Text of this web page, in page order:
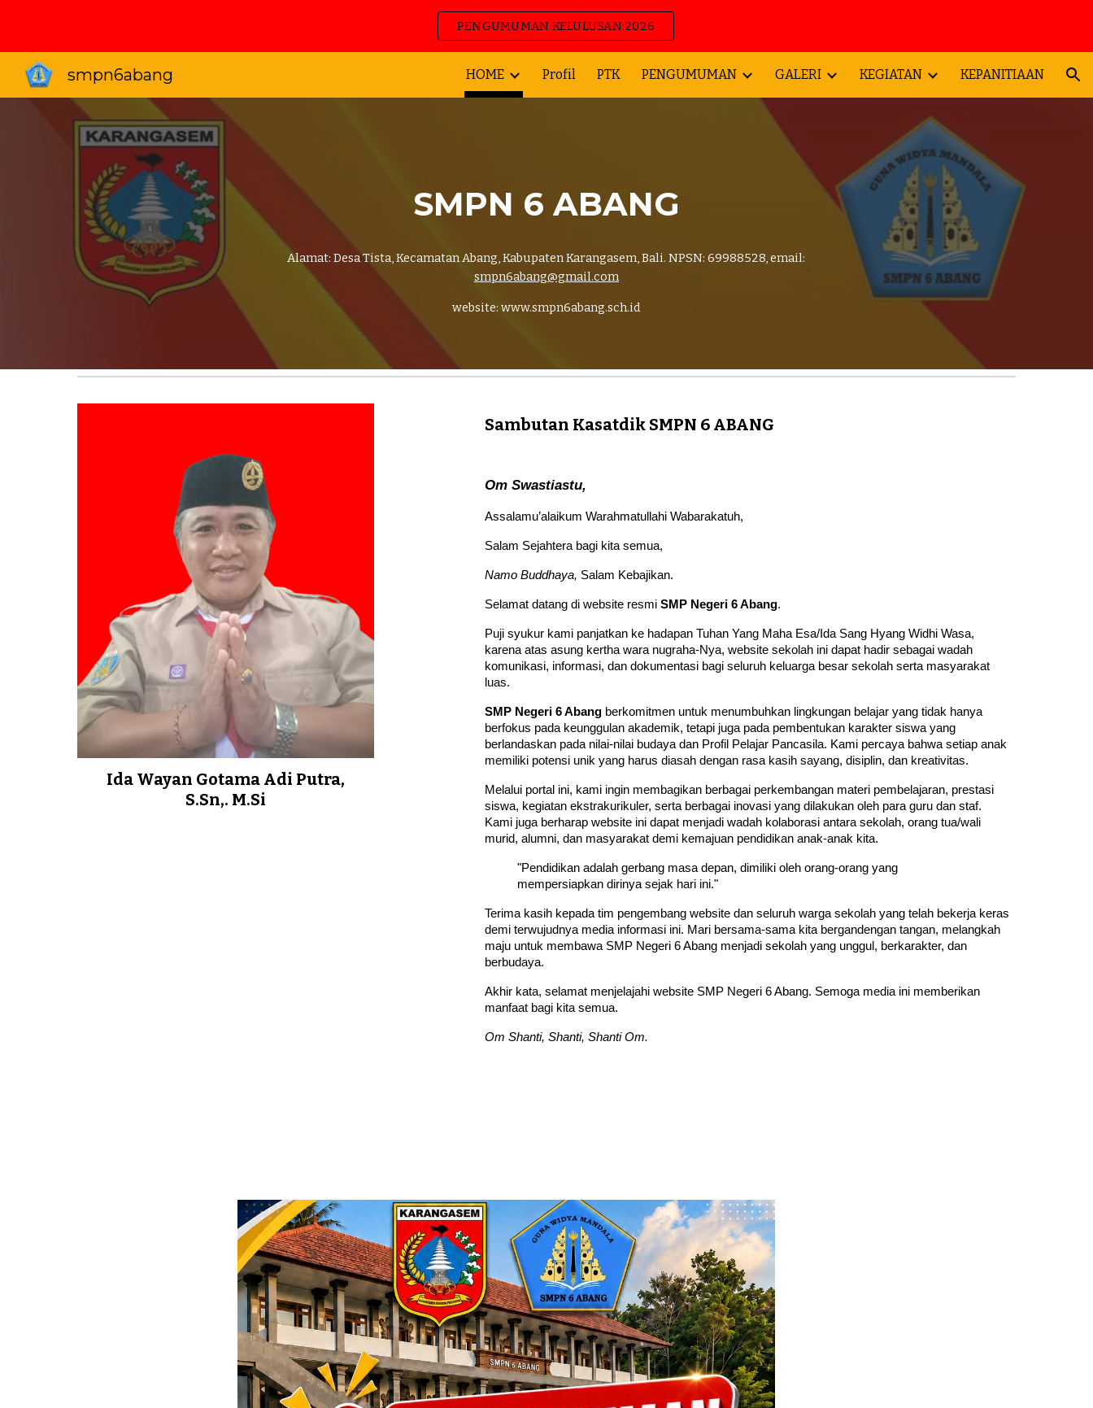
Skip to main content Skip to navigation
PENGUMUMAN KELULUSAN 2026
smpn6abang HOME Profil PTK PENGUMUMAN GALERI KEGIATAN KEPANITIAAN
SMPN 6 ABANG
Alamat: Desa Tista, Kecamatan Abang, Kabupaten Karangasem, Bali. NPSN: 69988528, email:
smpn6abang@gmail.com
website: www.smpn6abang.sch.id
Ida Wayan Gotama Adi Putra,
S.Sn,. M.Si
Sambutan Kasatdik SMPN 6 ABANG
Om Swastiastu,
Assalamu’alaikum Warahmatullahi Wabarakatuh,
Salam Sejahtera bagi kita semua,
Namo Buddhaya, Salam Kebajikan.
Selamat datang di website resmiSMP Negeri 6 Abang.
Puji syukur kami panjatkan ke hadapan Tuhan Yang Maha Esa/Ida Sang Hyang Widhi Wasa,
karena atas asung kertha wara nugraha-Nya, website sekolah ini dapat hadir sebagai wadah
komunikasi, informasi, dan dokumentasi bagi seluruh keluarga besar sekolah serta masyarakat
luas.
SMP Negeri 6 Abang berkomitmen untuk menumbuhkan lingkungan belajar yang tidak hanya
berfokus pada keunggulan akademik, tetapi juga pada pembentukan karakter siswa yang
berlandaskan pada nilai-nilai budaya dan Profil Pelajar Pancasila. Kami percaya bahwa setiap anak
memiliki potensi unik yang harus diasah dengan rasa kasih sayang, disiplin, dan kreativitas.
Melalui portal ini, kami ingin membagikan berbagai perkembangan materi pembelajaran, prestasi
siswa, kegiatan ekstrakurikuler, serta berbagai inovasi yang dilakukan oleh para guru dan staf.
Kami juga berharap website ini dapat menjadi wadah kolaborasi antara sekolah, orang tua/wali
murid, alumni, dan masyarakat demi kemajuan pendidikan anak-anak kita.
"Pendidikan adalah gerbang masa depan, dimiliki oleh orang-orang yang
mempersiapkan dirinya sejak hari ini."
Terima kasih kepada tim pengembang website dan seluruh warga sekolah yang telah bekerja keras
demi terwujudnya media informasi ini. Mari bersama-sama kita bergandengan tangan, melangkah
maju untuk membawa SMP Negeri 6 Abang menjadi sekolah yang unggul, berkarakter, dan
berbudaya.
Akhir kata, selamat menjelajahi website SMP Negeri 6 Abang. Semoga media ini memberikan
manfaat bagi kita semua.
Om Shanti, Shanti, Shanti Om.